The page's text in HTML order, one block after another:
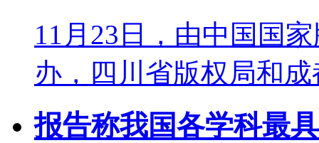
11月23日，由中国国
办，四川省版权局和
报告称我国各学科最